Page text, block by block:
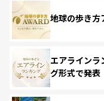
地球の歩き方
エアライン
グ形式で発表